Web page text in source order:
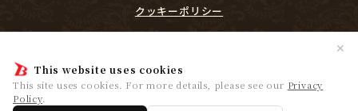
This website uses cookies
This site uses cookies. For more details, please see our Privacy
Policy.
✕
クッキーポリシー
プレイヤーリスペクト宣言